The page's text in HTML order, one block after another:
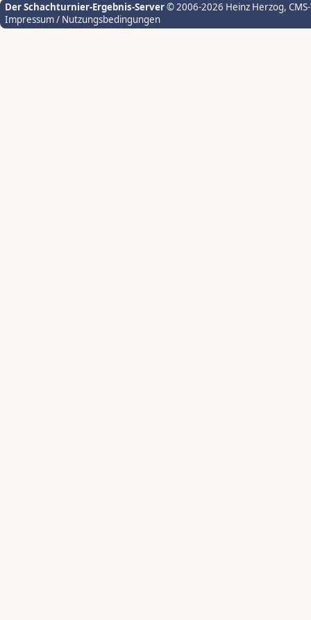
Der Schachturnier-Ergebnis-Server© 2006-2026 Heinz Herzog,
Impressum / Nutzungsbedingungen